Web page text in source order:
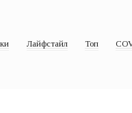
Лайфстайл Топ